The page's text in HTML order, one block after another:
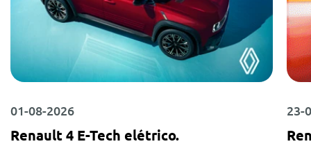
01-08-2026
Renault 4 E-Tech elétrico.
23-